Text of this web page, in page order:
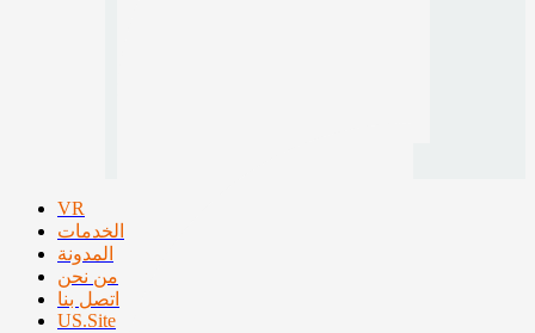
VR
الخدمات
المدونة
من نحن
اتصل بنا
US.Site